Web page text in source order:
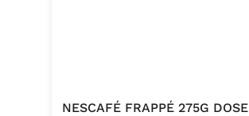
NESCAFÉ FRAPPÉ 275G DOSE